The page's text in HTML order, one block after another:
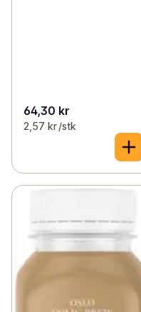
64,30 kr
2,57 kr /stk